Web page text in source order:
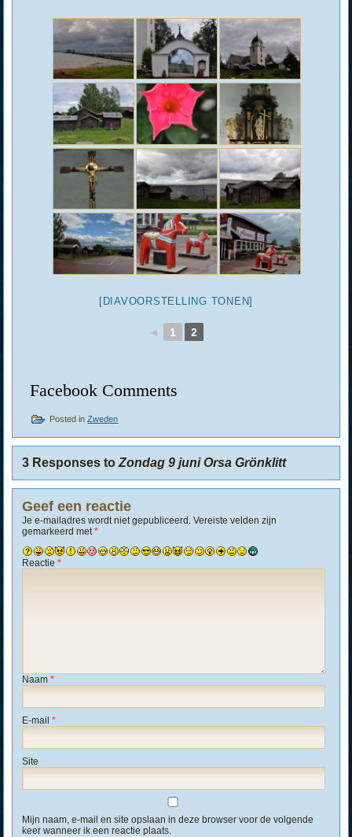
[DIAVOORSTELLING TONEN]
◄ 1 2
Facebook Comments
Posted in Zweden
3 Responses toZondag 9 juni Orsa Grönklitt
Geef een reactie
Je e-mailadres wordt niet gepubliceerd. Vereiste velden zijn
gemarkeerd met*
Reactie*
Naam*
E-mail*
Site
Mijn naam, e-mail en site opslaan in deze browser voor de volgende
keer wanneer ik een reactie plaats.